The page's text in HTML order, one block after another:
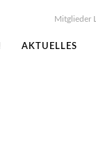
Mitglieder
AKTUELLES